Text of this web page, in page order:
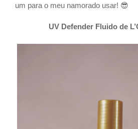
um para o meu namorado usar! 😎
UV Defender Fluido de